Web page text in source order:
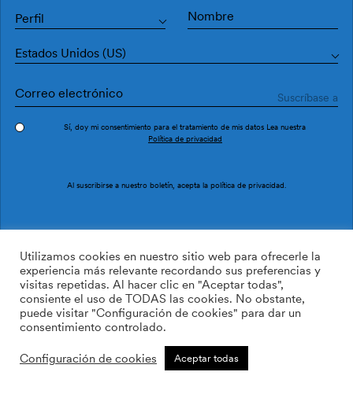
Ref. TI3605-2
169.00 $ /roll Cant: Cantidad más
Cantidad menos
Perfil
Estados Unidos (US)
Sí, doy mi consentimiento para el tratamiento de mis datos Lea nuestra
Política de privacidad
Al suscribirse a nuestro boletín, acepta la política de privacidad
Utilizamos cookies en nuestro sitio web para ofrecerle la
experiencia más relevante recordando sus preferencias y
visitas repetidas. Al hacer clic en "Aceptar todas",
consiente el uso de TODAS las cookies. No obstante,
puede visitar "Configuración de cookies" para dar un
consentimiento controlado.
Configuración de cookies Aceptar todas